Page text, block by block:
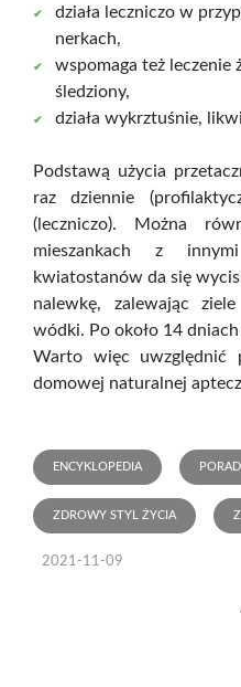
działa leczniczo w
nerkach,
wspomaga też leczenie
śledziony,
działa wykrztuśnie,
Podstawą użycia
raz dziennie
(leczniczo). Można
mieszankach z
kwiatostanów da się
nalewkę, zalewając
wódki. Po około 14
Warto więc uwzględnić
domowej naturalnej
ENCYKLOPEDIA
ZDROWY STYL ŻYCIA
2021-11-09